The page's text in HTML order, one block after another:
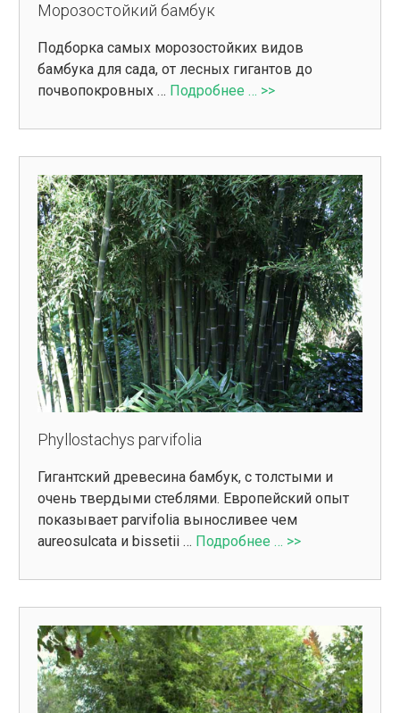
Морозостойкий бамбук
Подборка самых морозостойких видов
бамбука для сада, от лесных гигантов до
почвопокровных … Подробнее … >>
Phyllostachys parvifolia
Гигантский древесина бамбук, с толстыми и
очень твердыми стеблями. Европейский опыт
показывает parvifolia выносливее чем
aureosulcata и bissetii … Подробнее … >>